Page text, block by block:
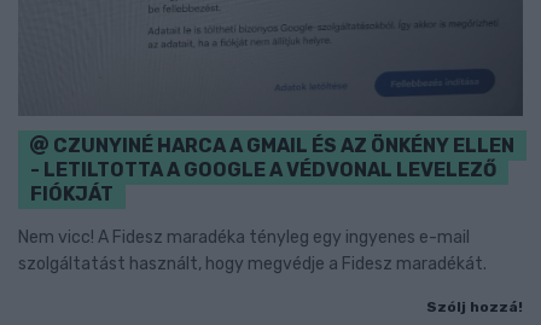
CZUNYINÉ HARCA A GMAIL ÉS AZ ÖNKÉNY ELLEN
- LETILTOTTA A GOOGLE A VÉDVONAL LEVELEZŐ
FIÓKJÁT
Nem vicc! A Fidesz maradéka tényleg egy ingyenes e-mail
szolgáltatást használt, hogy megvédje a Fidesz maradékát.
Szólj hozzá!